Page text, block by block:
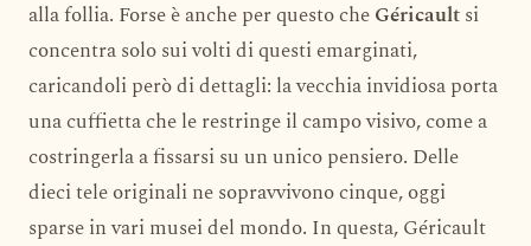
alla follia. Forse è anche per questo cheGéricaultsi
concentra solo sui volti di questi emarginati,
caricandoli però di dettagli: la vecchia invidiosa porta
una cuffietta che le restringe il campo visivo, come a
costringerla a fissarsi su un unico pensiero. Delle
dieci tele originali ne sopravvivono cinque, oggi
sparse in vari musei del mondo. In questa, Géricault